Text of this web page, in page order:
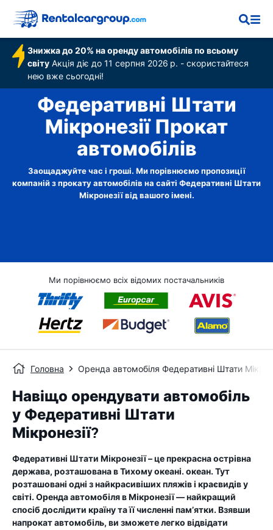
Знижка до 20% на оренду автомобілів по всьому
світу Акція діє до 11 серпня 2026 р. - скористайтеся
нею вже сьогодні!
Федеративні Штати
Мікронезії Прокат
автомобілів
Заощаджуйте час і гроші. Ми порівнюємо пропозиції
компаній з прокату автомобілів на сайті Федеративні Штати
Мікронезії від вашого імені.
Ми порівнюємо всіх відомих постачальників
Головна Оренда автомобіля Федеративні Штати
Навіщо орендувати автомобіль
у Федеративні Штати
Мікронезії?
Федеративні Штати Мікронезії – це прекрасна острівна
держава, розташована в Тихому океані. океан. Тут
розташовані одні з найкрасивіших пляжів і краєвидів у
світі. Оренда автомобіля в Мікронезії — найкращий
спосіб дослідити країну та її численні пам’ятки. Взявши
напрокат автомобіль, ви зможете легко відвідати